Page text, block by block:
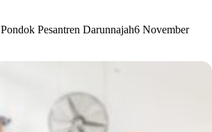
Pondok Pesantren Darunnajah6 November